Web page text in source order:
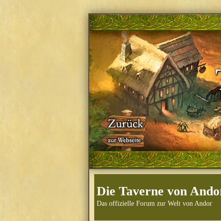
Die Taverne von
Das offizielle Forum zur Welt von Andor